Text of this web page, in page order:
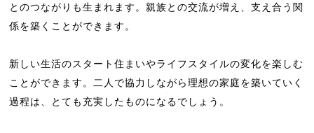
とのつながりも生まれます。親族との交流が増え、支え合う関
係を築くことができます。
新しい生活のスタート住まいやライフスタイルの変化を楽しむ
ことができます。二人で協力しながら理想の家庭を築いていく
過程は、とても充実したものになるでしょう。